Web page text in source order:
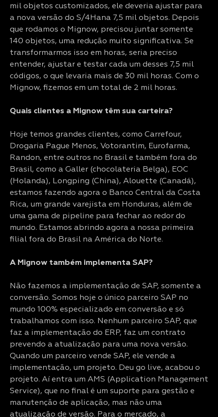
mil objetos customizados, ele deveria ajustar para
a nova versão do S/4Hana 7,5 mil objetos. Depois
que rodamos o Mignow, precisou juntar somente
140 objetos, uma redução muito significativa. Se
transformarmos isso em horas, seria preciso
entender, ajustar e testar cada um desses 7,5 mil
códigos, o que levaria mais de 30 mil horas. Com o
Mignow, fizemos em um total de 2 mil horas.
Quais clientes a Mignow têm sua carteira?
Hoje temos grandes clientes, como Carrefour,
Drogaria Pague Menos, Votorantim, Eurofarma,
Randon, entre outros no Brasil e também fora do
Brasil, como a Galler (chocolateria Belga), EOC
(Holanda), Longping (China), Alouette (Canadá),
estamos fazendo agora o Banco Central da Costa
Rica, um grande varejista em Honduras, além de
uma gama de pipeline para fechar ao redor do
mundo. Estamos abrindo agora a nossa primeira
filial fora do Brasil na América do Norte.
A Mignow também implementa SAP?
Não fazemos a implementação de SAP, somente a
conversão. Somos hoje o único parceiro SAP no
mundo 100% especializado em conversão e só
trabalhamos com isso. Nenhum parceiro SAP, que
faz a implementação do ERP, faz um contrato
prevendo a atualização para uma nova versão.
Quando um parceiro vende SAP, ele vende a
implementação, um projeto. Deu go live, acabou o
projeto. Aí entra um AMS (Application Management
Service), que no final é um suporte para gestão e
manutenção de aplicação, mas não uma
atualização de versão. Para o mercado, a